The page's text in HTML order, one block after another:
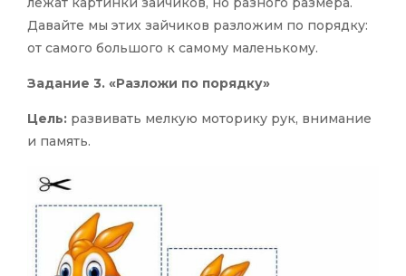
Давайте мы этих зайчиков разложим по порядку:
от самого большого к самому маленькому.
Задание 3. «Разложи по порядку»
Цель: развивать мелкую моторику рук, внимание
и память.